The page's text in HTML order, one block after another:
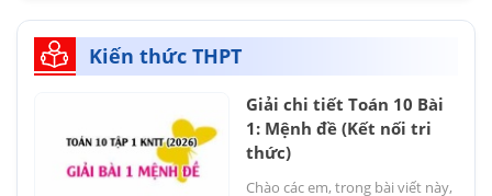
Kiến thức THPT
Giải chi tiết Toán 10 Bài
1: Mệnh đề (Kết nối tri
thức)
Chào các em, trong bài viết này,